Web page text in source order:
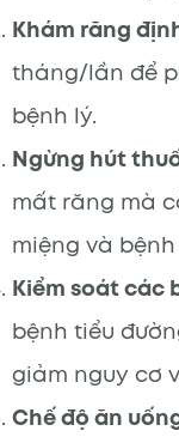
Khám răng
tháng/lần để
bệnh lý.
Ngừng hút
mất răng mà
miệng và
Kiểm soát các
bệnh tiểu
giảm nguy cơ
Chế độ ăn